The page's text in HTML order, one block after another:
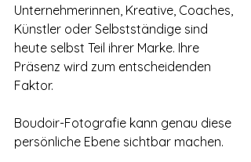
Unternehmerinnen, Kreative, Coaches,
Künstler oder Selbstständige sind
heute selbst Teil ihrer Marke. Ihre
Präsenz wird zum entscheidenden
Faktor.
Boudoir-Fotografie kann genau diese
persönliche Ebene sichtbar machen.